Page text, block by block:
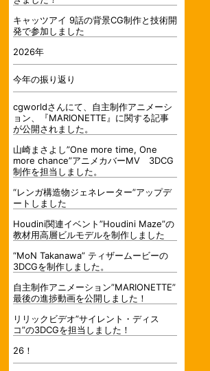
キャッツアイ 9話の背景CG制作と技術開
発で参加しました
2026年
今年の振り返り
cgworldさんにて、自主制作アニメーシ
ョン、『MARIONETTE』に関する記事
が公開されました。
山崎まさよし”One more time, One
more chance”アニメカバーMV 3DCG
制作を担当しました。
“レンガ構造物ジェネレーター”アップデ
ートしました
Houdini関連イベント”Houdini Maze”の
教材用高層ビルモデルを制作しました
“MoN Takanawa” ティザームービーの
3DCGを制作しました。
自主制作アニメーション”MARIONETTE”
最後の進捗動画を公開しました！
リリックビデオ”サイレント・ディス
コ”の3DCGを担当しました！
26！